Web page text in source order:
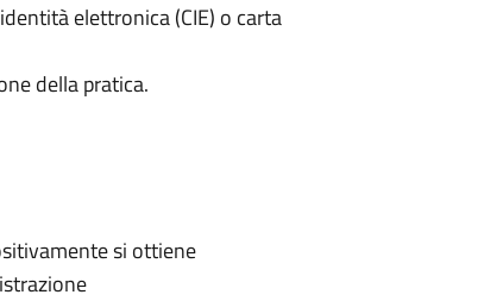
elettronica (CIE) o carta
della pratica.
si ottiene